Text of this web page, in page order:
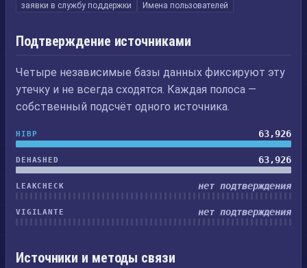
заявки в службу поддержки
Имена пользователей
Подтверждение источниками
Четыре независимые базы данных фиксируют эту
утечку и не всегда сходятся. Каждая полоса —
собственный подсчёт одного источника.
HIBP 63,926
DEHASHED 63,926
LEAKCHECK нет подтверждения
VIGILANTE нет подтверждения
Источники и методы связи